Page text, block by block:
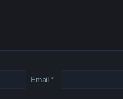
Email*